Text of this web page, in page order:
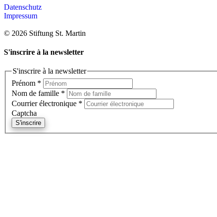
Datenschutz
Impressum
© 2026 Stiftung St. Martin
S'inscrire à la newsletter
S'inscrire à la newsletter
Prénom *
Nom de famille *
Courrier électronique *
Captcha
S'inscrire